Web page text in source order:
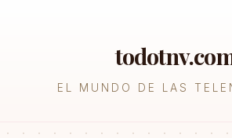
EL MUNDO DE LAS